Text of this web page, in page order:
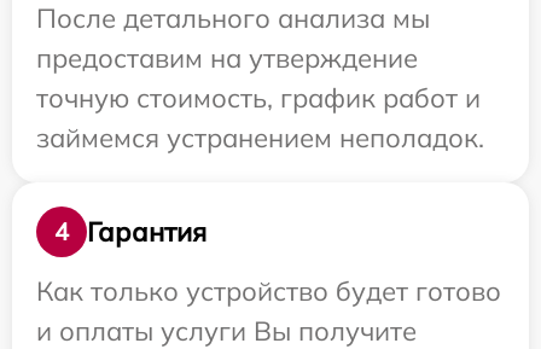
После детального анализа мы
предоставим на утверждение
точную стоимость, график работ и
займемся устранением неполадок.
4
Гарантия
Как только устройство будет готово
и оплаты услуги Вы получите